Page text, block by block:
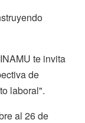
te invita
de
laboral".
al 26 de